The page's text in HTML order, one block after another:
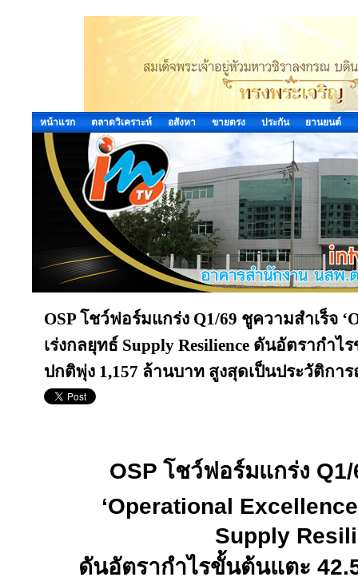
หน้าแรก ตลาดวิเคราะห์ อสังหา ขายตรง ประกัน ยานยนต์
OSP โชว์ฟอร์มแกร่ง Q1/69 ชูความสำเร็จ
เร่งกลยุทธ์ Supply Resilience ดันอัตรากำ
ปกติพุ่ง 1,157 ล้านบาท สูงสุดเป็นประวัติกา
OSP โชว์ฟอร์มแกร่ง
‘Operational
Supply
ดันอัตรากำไรขั้นต้นแตะ